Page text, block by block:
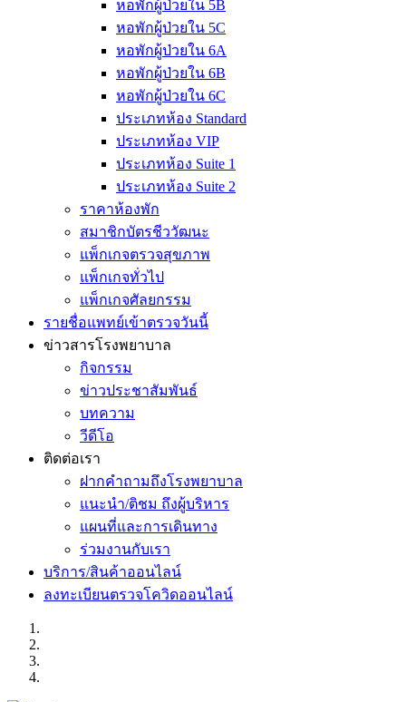
หอพักผู้ป่วยใน 5B
หอพักผู้ป่วยใน 5C
หอพักผู้ป่วยใน 6A
หอพักผู้ป่วยใน 6B
หอพักผู้ป่วยใน 6C
ประเภทห้อง Standard
ประเภทห้อง VIP
ประเภทห้อง Suite 1
ประเภทห้อง Suite 2
ราคาห้องพัก
สมาชิกบัตรชีววัฒนะ
แพ็กเกจตรวจสุขภาพ
แพ็กเกจทั่วไป
แพ็กเกจศัลยกรรม
รายชื่อแพทย์เข้าตรวจวันนี้
ข่าวสารโรงพยาบาล
กิจกรรม
ข่าวประชาสัมพันธ์
บทความ
วีดีโอ
ติดต่อเรา
ฝากคำถามถึงโรงพยาบาล
แนะนำ/ติชม ถึงผู้บริหาร
แผนที่และการเดินทาง
ร่วมงานกับเรา
บริการ/สินค้าออนไลน์
ลงทะเบียนตรวจโควิดออนไลน์